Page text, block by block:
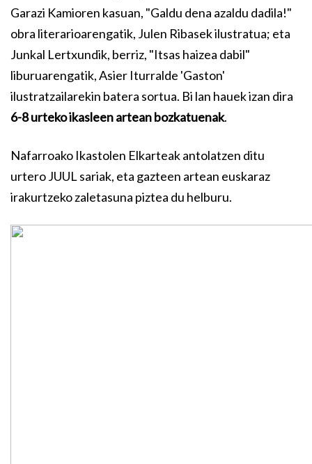
Garazi Kamioren kasuan, "Galdu dena azaldu dadila!"
obra literarioarengatik, Julen Ribasek ilustratua; eta
Junkal Lertxundik, berriz, "Itsas haizea dabil"
liburuarengatik, Asier Iturralde 'Gaston'
ilustratzailarekin batera sortua. Bi lan hauek izan dira
6-8 urteko ikasleen artean bozkatuenak.
Nafarroako Ikastolen Elkarteak antolatzen ditu
urtero JUUL sariak, eta gazteen artean euskaraz
irakurtzeko zaletasuna piztea du helburu.